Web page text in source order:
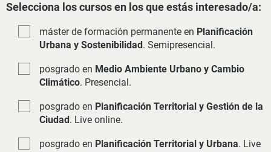
Selecciona los cursos en los que estás interesado/a:
máster de formación permanente en Planificación
Urbana y Sostenibilidad. Semipresencial.
posgrado en Medio Ambiente Urbano y Cambio
Climático. Presencial.
posgrado en Planificación Territorial y Gestión de la
Ciudad. Live online.
posgrado en Planificación Territorial y Urbana. Live